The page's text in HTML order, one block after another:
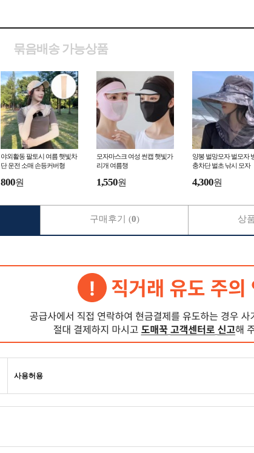
묶음배송 가능상품
야외활동 팔토시 여름 햇빛차
단 운전 소매 손등커버형
800원
모자마스크 여성 썬캡 햇빛가
리개 여름챙
1,550원
양봉 벌망모자 벌모자
충차단 벌초 낚시 모자
4,300원
사용허용
구매후기 (0) 상